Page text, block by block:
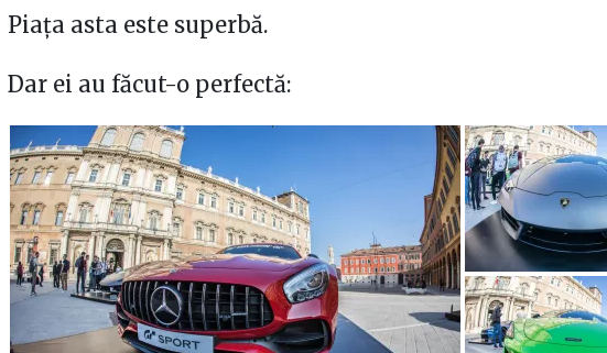
Piața asta este superbă.
Dar ei au făcut-o perfectă: